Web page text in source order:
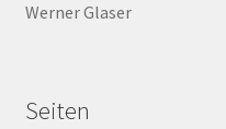
Werner Glaser
Seiten